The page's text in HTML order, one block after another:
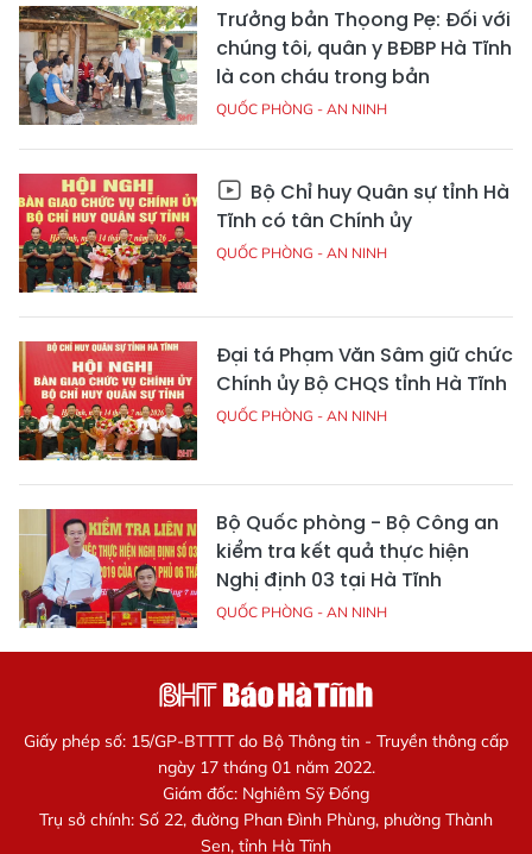
Trưởng bản Thọong Pẹ: Đối với
chúng tôi, quân y BĐBP Hà Tĩnh
là con cháu trong bản
QUỐC PHÒNG - AN NINH
Bộ Chỉ huy Quân sự tỉnh Hà
Tĩnh có tân Chính ủy
QUỐC PHÒNG - AN NINH
Đại tá Phạm Văn Sâm giữ chức
Chính ủy Bộ CHQS tỉnh Hà Tĩnh
QUỐC PHÒNG - AN NINH
Bộ Quốc phòng - Bộ Công an
kiểm tra kết quả thực hiện
Nghị định 03 tại Hà Tĩnh
QUỐC PHÒNG - AN NINH
Giấy phép số: 15/GP-BTTTT do Bộ Thông tin - Truyền thông cấp
ngày 17 tháng 01 năm 2022.
Giám đốc: Nghiêm Sỹ Đống
Trụ sở chính: Số 22, đường Phan Đình Phùng, phường Thành
Sen, tỉnh Hà Tĩnh